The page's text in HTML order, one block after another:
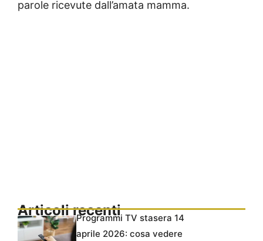
parole ricevute dall’amata mamma.
Articoli recentiProgrammi TV stasera 14
aprile 2026: cosa vedere